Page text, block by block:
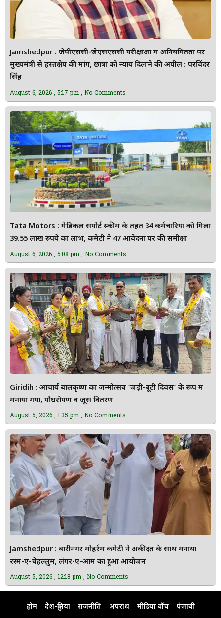
Jamshedpur : जेपीएससी-जेएसएससी परीक्षाओं में अनियमितता पर
मुख्यमंत्री से हस्तक्षेप की मांग, छात्रों को न्याय दिलाने की अपील : परविंदर
सिंह
August 6, 2026 5:17 pm No Comments
Tata Motors : मेडिकल सपोर्ट स्कीम के तहत 34 कर्मचारियों को मिला
39.55 लाख रुपये का लाभ, कमेटी ने 47 आवेदनों पर की समीक्षा
August 6, 2026 5:08 pm No Comments
Giridih : आचार्य बालकृष्ण का जन्मोत्सव ‘जड़ी-बूटी दिवस’ के रूप में
मनाया गया, पौधरोपण व जूस वितरण
August 5, 2026 1:35 pm No Comments
Jamshedpur : बारीनगर मोहर्रम कमेटी ने अकीदत के साथ मनाया
रस्म-ए-चेहल्लुम, लंगर-ए-आम का हुआ आयोजन
August 5, 2026 12:18 pm No Comments
होम देश-दुनिया राजनीति अपराध मीडिया वॉच पंजाबी